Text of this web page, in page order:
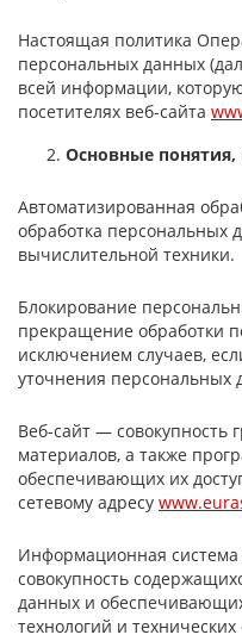
Настоящая политика
персональных данных
всей информации,
посетителях веб-сайта
Основные
Автоматизированная
обработка персональных
вычислительной техники.
Блокирование
прекращение обработки
исключением случаев,
уточнения персональных
Веб-сайт —
материалов, а также
обеспечивающих их
сетевому адресу
Информационная
совокупность
данных и
технологий и технических